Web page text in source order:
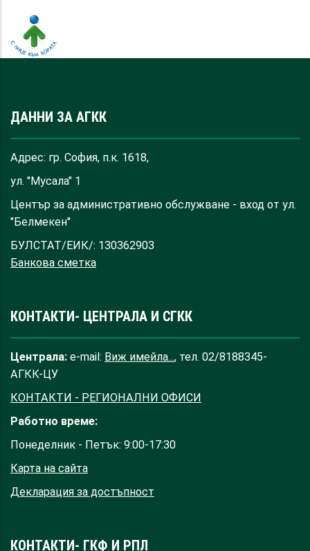
ДАННИ ЗА АГКК
Адрес: гр. София, п.к. 1618,
ул. "Мусала" 1
Център за административно обслужване - вход от ул.
"Белмекен"
БУЛСТАТ/ЕИК/: 130362903
Банкова сметка
КОНТАКТИ- ЦЕНТРАЛА И СГКК
Централа: e-mail: Виж имейла..., тел. 02/8188345-
АГКК-ЦУ
КОНТАКТИ - РЕГИОНАЛНИ ОФИСИ
Работно време:
Понеделник - Петък: 9:00-17:30
Карта на сайта
Декларация за достъпност
КОНТАКТИ- ГКФ И РПЛ